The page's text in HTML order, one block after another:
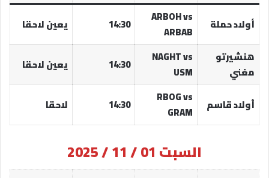
أولاد حملة
ARBOH vs
ARBAB
14:30
يعين لاحقا
هنشيرتو
مغني
NAGHT vs
USM
14:30 يعين لاحقا
أولاد قاسم
RBOG vs
GRAM
14:30 لاحقا
السبت 01 / 11 / 2025